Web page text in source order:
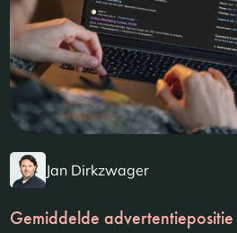
Jan Dirkzwager
Gemiddelde